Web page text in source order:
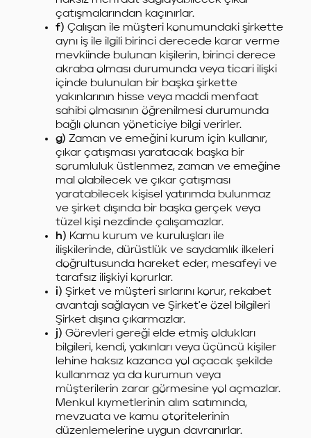
çatışmalarından kaçınırlar.
f) Çalışan ile müşteri konumundaki şirkette
aynı iş ile ilgili birinci derecede karar verme
mevkiinde bulunan kişilerin, birinci derece
akraba olması durumunda veya ticari ilişki
içinde bulunulan bir başka şirkette
yakınlarının hisse veya maddi menfaat
sahibi olmasının öğrenilmesi durumunda
bağlı olunan yöneticiye bilgi verirler.
g) Zaman ve emeğini kurum için kullanır,
çıkar çatışması yaratacak başka bir
sorumluluk üstlenmez, zaman ve emeğine
mal olabilecek ve çıkar çatışması
yaratabilecek kişisel yatırımda bulunmaz
ve şirket dışında bir başka gerçek veya
tüzel kişi nezdinde çalışamazlar.
h) Kamu kurum ve kuruluşları ile
ilişkilerinde, dürüstlük ve saydamlık ilkeleri
doğrultusunda hareket eder, mesafeyi ve
tarafsız ilişkiyi korurlar.
i) Şirket ve müşteri sırlarını korur, rekabet
avantajı sağlayan ve Şirket'e özel bilgileri
Şirket dışına çıkarmazlar.
j) Görevleri gereği elde etmiş oldukları
bilgileri, kendi, yakınları veya üçüncü kişiler
lehine haksız kazanca yol açacak şekilde
kullanmaz ya da kurumun veya
müşterilerin zarar görmesine yol açmazlar.
Menkul kıymetlerinin alım satımında,
mevzuata ve kamu otoritelerinin
düzenlemelerine uygun davranırlar.